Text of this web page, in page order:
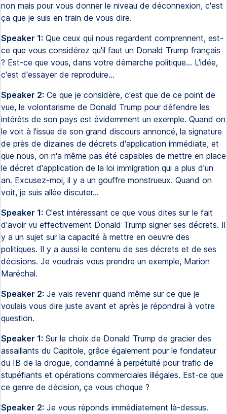
non mais pour vous donner le niveau de déconnexion, c'est
ça que je suis en train de vous dire.
Speaker 1: Que ceux qui nous regardent comprennent, est-
ce que vous considérez qu'il faut un Donald Trump français
? Est-ce que vous, dans votre démarche politique... L'idée,
c'est d'essayer de reproduire...
Speaker 2: Ce que je considère, c'est que de ce point de
vue, le volontarisme de Donald Trump pour défendre les
intérêts de son pays est évidemment un exemple. Quand on
le voit à l'issue de son grand discours annoncé, la signature
de près de dizaines de décrets d'application immédiate, et
que nous, on n'a même pas été capables de mettre en place
le décret d'application de la loi immigration qui a plus d'un
an. Excusez-moi, il y a un gouffre monstrueux. Quand on
voit, je suis allée discuter...
Speaker 1: C'est intéressant ce que vous dites sur le fait
d'avoir vu effectivement Donald Trump signer ses décrets. Il
y a un sujet sur la capacité à mettre en oeuvre des
politiques. Il y a aussi le contenu de ses décrets et de ses
décisions. Je voudrais vous prendre un exemple, Marion
Maréchal.
Speaker 2: Je vais revenir quand même sur ce que je
voulais vous dire juste avant et après je répondrai à votre
question.
Speaker 1: Sur le choix de Donald Trump de gracier des
assaillants du Capitole, grâce également pour le fondateur
du IB de la drogue, condamné à perpétuité pour trafic de
stupéfiants et opérations commerciales illégales. Est-ce que
ce genre de décision, ça vous choque ?
Speaker 2: Je vous réponds immédiatement là-dessus.